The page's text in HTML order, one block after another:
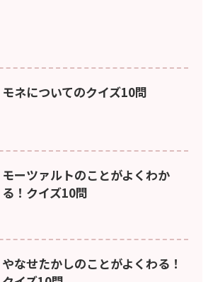
モネについてのクイズ10問
モーツァルトのことがよくわか
る！クイズ10問
やなせたかしのことがよくわる！